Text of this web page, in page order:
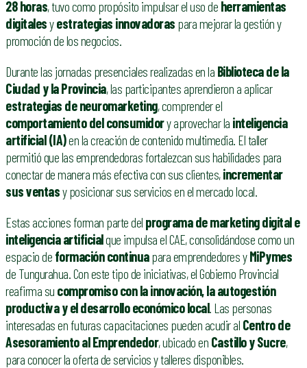
28 horas, tuvo como propósito impulsar el uso de herramientas
digitalesyestrategias innovadoras para mejorar la gestión y
promoción de los negocios.
Durante las jornadas presenciales realizadas en la Biblioteca de la
Ciudad y la Provincia, las participantes aprendieron a aplicar
estrategias de neuromarketing, comprender el
comportamiento del consumidory aprovechar la inteligencia
artificial (IA)en la creación de contenido multimedia. El taller
permitió que las emprendedoras fortalezcan sus habilidades para
conectar de manera más efectiva con sus clientes,incrementar
sus ventasy posicionar sus servicios en el mercado local.
Estas acciones forman parte del programa de marketing digital e
inteligencia artificialque impulsa el CAE, consolidándose como un
espacio de formación continuapara emprendedores yMiPymes
de Tungurahua. Con este tipo de iniciativas, el Gobierno Provincial
reafirma su compromiso con la innovación, la autogestión
productiva y el desarrollo económico local. Las personas
interesadas en futuras capacitaciones pueden acudir al Centro de
Asesoramiento al Emprendedor, ubicado en Castillo y Sucre,
para conocer la oferta de servicios y talleres disponibles.